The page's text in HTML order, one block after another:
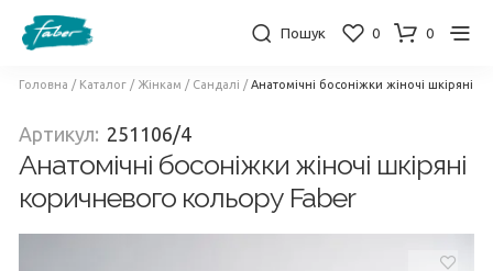
Пошук 0 0
Головна / Каталог / Жінкам / Сандалі /Анатомічні босоніжки жіночі шкіряні
Артикул: 251106/4
Анатомічні босоніжки жіночі шкіряні
коричневого кольору Faber